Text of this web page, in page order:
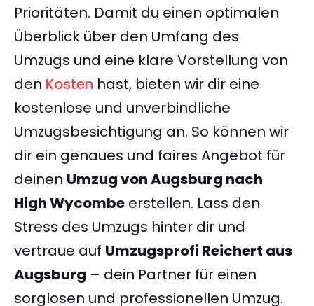
Prioritäten. Damit du einen optimalen
Überblick über den Umfang des
Umzugs und eine klare Vorstellung von
den Kosten hast, bieten wir dir eine
kostenlose und unverbindliche
Umzugsbesichtigung an. So können wir
dir ein genaues und faires Angebot für
deinen Umzug von Augsburg nach
High Wycombe erstellen. Lass den
Stress des Umzugs hinter dir und
vertraue auf Umzugsprofi Reichert aus
Augsburg – dein Partner für einen
sorglosen und professionellen Umzug.